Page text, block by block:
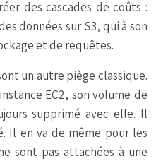
des cascades de coûts :
données sur S3, qui à son
et de requêtes.
un autre piège classique.
EC2, son volume de
supprimé avec elle. Il
Il en va de même pour les
sont pas attachées à une